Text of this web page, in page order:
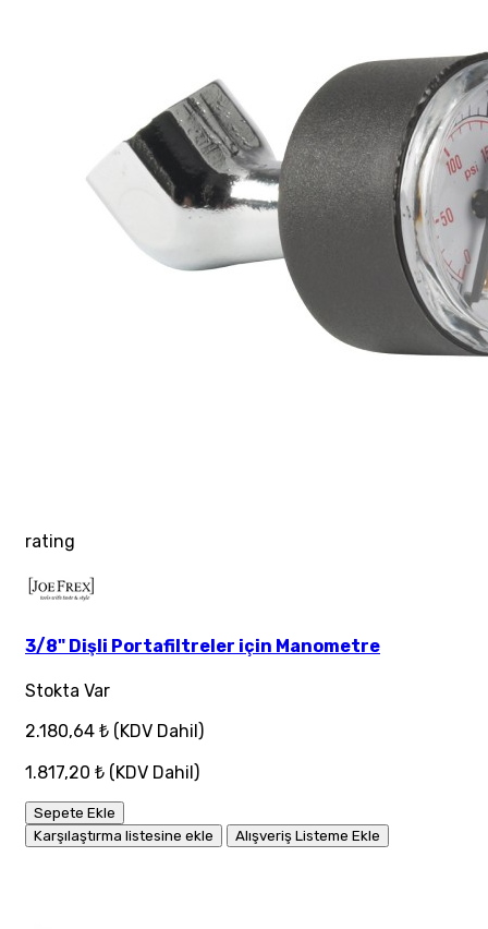
rating
3/8" Dişli Portafiltreler için Manometre
Stokta Var
2.180,64 ₺ (KDV Dahil)
1.817,20 ₺ (KDV Dahil)
Sepete Ekle
Karşılaştırma listesine ekle
Alışveriş Listeme Ekle